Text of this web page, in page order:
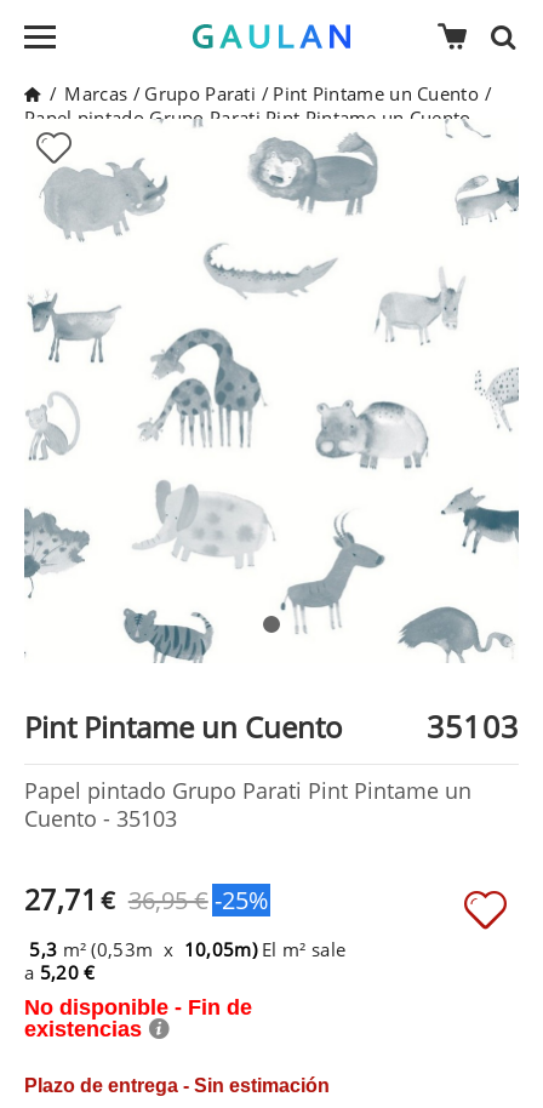
/ Marcas / Grupo Parati / Pint Pintame un Cuento /
Papel pintado Grupo Parati Pint Pintame un Cuento -
35103
Pint Pintame un Cuento 35103
Papel pintado Grupo Parati Pint Pintame un
Cuento - 35103
27,71 € 36,95 €-25%
5,3 m² (0,53m x 10,05m) El m² sale
a 5,20 €
No disponible - Fin de
existencias
Plazo de entrega - Sin estimación